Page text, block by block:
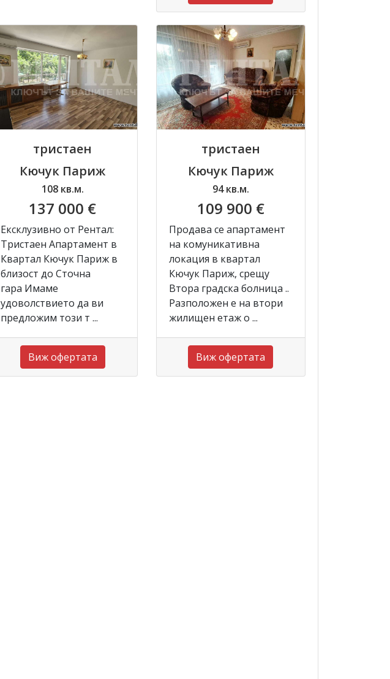
тристаен
Кючук Париж
108 кв.м.
137 000 €
Ексклузивно от Рентал:
Тристаен Апартамент в
Квартал Кючук Париж в
близост до Сточна
гара Имаме
удоволствието да ви
предложим този т ...
Виж офертата
тристаен
Кючук Париж
94 кв.м.
109 900 €
Продава се апартамент
на комуникативна
локация в квартал
Кючук Париж, срещу
Втора градска болница ..
Разположен е на втори
жилищен етаж о ...
Виж офертата